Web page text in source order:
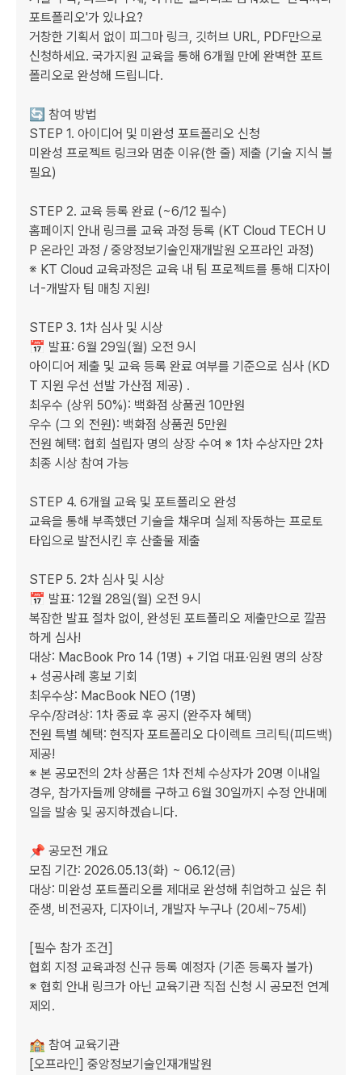
포트폴리오'가 있나요?
거창한 기획서 없이 피그마 링크, 깃허브 URL, PDF만으로
신청하세요. 국가지원 교육을 통해 6개월 만에 완벽한 포트
폴리오로 완성해 드립니다.
🔄 참여 방법
STEP 1. 아이디어 및 미완성 포트폴리오 신청
미완성 프로젝트 링크와 멈춘 이유(한 줄) 제출 (기술 지식 불
필요)
STEP 2. 교육 등록 완료 (~6/12 필수)
홈페이지 안내 링크를 교육 과정 등록 (KT Cloud TECH U
P 온라인 과정 / 중앙정보기술인재개발원 오프라인 과정)
※ KT Cloud 교육과정은 교육 내 팀 프로젝트를 통해 디자이
너-개발자 팀 매칭 지원!
STEP 3. 1차 심사 및 시상
📅 발표: 6월 29일(월) 오전 9시
아이디어 제출 및 교육 등록 완료 여부를 기준으로 심사 (KD
T 지원 우선 선발 가산점 제공) .
최우수 (상위 50%): 백화점 상품권 10만원
우수 (그 외 전원): 백화점 상품권 5만원
전원 혜택: 협회 설립자 명의 상장 수여 ※ 1차 수상자만 2차
최종 시상 참여 가능
STEP 4. 6개월 교육 및 포트폴리오 완성
교육을 통해 부족했던 기술을 채우며 실제 작동하는 프로토
타입으로 발전시킨 후 산출물 제출
STEP 5. 2차 심사 및 시상
📅 발표: 12월 28일(월) 오전 9시
복잡한 발표 절차 없이, 완성된 포트폴리오 제출만으로 깔끔
하게 심사!
대상: MacBook Pro 14 (1명) + 기업 대표·임원 명의 상장
+ 성공사례 홍보 기회
최우수상: MacBook NEO (1명)
우수/장려상: 1차 종료 후 공지 (완주자 혜택)
전원 특별 혜택: 현직자 포트폴리오 다이렉트 크리틱(피드백)
제공!
※ 본 공모전의 2차 상품은 1차 전체 수상자가 20명 이내일
경우, 참가자들께 양해를 구하고 6월 30일까지 수정 안내메
일을 발송 및 공지하겠습니다.
📌 공모전 개요
모집 기간: 2026.05.13(화) ~ 06.12(금)
대상: 미완성 포트폴리오를 제대로 완성해 취업하고 싶은 취
준생, 비전공자, 디자이너, 개발자 누구나 (20세~75세)
[필수 참가 조건]
협회 지정 교육과정 신규 등록 예정자 (기존 등록자 불가)
※ 협회 안내 링크가 아닌 교육기관 직접 신청 시 공모전 연계
제외.
🏫 참여 교육기관
[오프라인] 중앙정보기술인재개발원